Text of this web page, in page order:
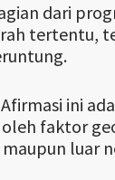
dari
tertentu,
Afirmasi ini
faktor
luar